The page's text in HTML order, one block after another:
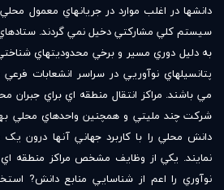
دانشها در اغلب موارد در جريانهاي معمول
سيستم کلي مشارکتي دخيل نمي گردند.
به دليل دوري مسير و برخي محدوديتهاي
پتانسيلهاي نوآوريي در سراسر انشعابات
مي باشند. مراکز انتقال منطقه اي براي جبران
شرکت چند مليتي و همچنين واحدهاي محلي
دانش محلي را با کاربرد جهاني آنها درون
نمايند. يکي از وظايف مشخص مراکز منطقه
نوآوري را اعم از شناسايي منابع دانش?